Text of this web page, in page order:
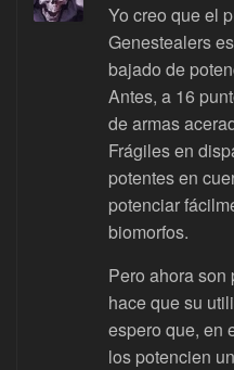
Yo creo que el
Genestealers
bajado de
Antes, a 16
de armas
Frágiles en
potentes en
potenciar
biomorfos.
Pero ahora son
hace que su
espero que, en
los potencien